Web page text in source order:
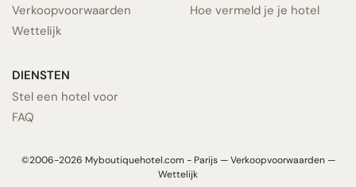
Verkoopvoorwaarden
Wettelijk
DIENSTEN
Stel een hotel voor
FAQ
Hoe vermeld je je hotel
©2006-2026 Myboutiquehotel.com - Parijs —Verkoopvoorwaarden—
Wettelijk